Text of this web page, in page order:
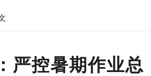
严控暑期作业总